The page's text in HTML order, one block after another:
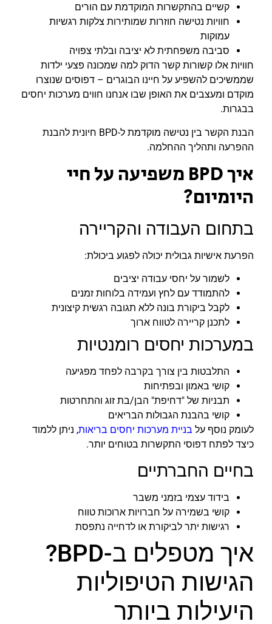
קשיים בהתקשרות המוקדמת עם הורים
חוויות נטישה חוזרות שמותירות צלקות רגשיות
עמוקות
סביבה משפחתית לא יציבה ובלתי צפויה
חוויות אלו קשורות קשר הדוק למה שמכונה פצעי ילדות
שממשיכים להשפיע על חיינו הבוגרים – דפוסים שנוצרו
מוקדם ומעצבים את האופן שבו אנחנו חווים מערכות יחסים
בבגרות.
הבנת הקשר בין נטישה מוקדמת ל-BPD חיונית להבנת
ההפרעה ותהליך ההחלמה.
איך BPD משפיעה על חיי
היומיום?
בתחום העבודה והקריירה
הפרעת אישיות גבולית יכולה לפגוע ביכולת:
לשמור על יחסי עבודה יציבים
להתמודד עם לחץ ועמידה בלוחות זמנים
לקבל ביקורת בונה ללא תגובה רגשית קיצונית
לתכנן קריירה לטווח ארוך
במערכות יחסים רומנטיות
התלבטות בין צורך בקרבה לפחד מפגיעה
קושי באמון ובפתיחות
תבניות של "דחיפת" הבן/בת זוג והתחרטות
קושי בהבנת הגבולות הבריאים
לעומק נוסף על בניית מערכות יחסים בריאות, ניתן ללמוד
כיצד לפתח דפוסי התקשרות בטוחים יותר.
בחיים החברתיים
בידוד עצמי בזמני משבר
קושי בשמירה על חברויות ארוכות טווח
רגישות יתר לביקורת או לדחייה נתפסת
איך מטפלים ב-BPD?
הגישות הטיפוליות
היעילות ביותר